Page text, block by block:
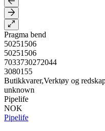
Pragma bend
50251506
50251506
7033730272044
3080155
Butikkvarer,Verktøy og
unknown
Pipelife
NOK
Pipelife